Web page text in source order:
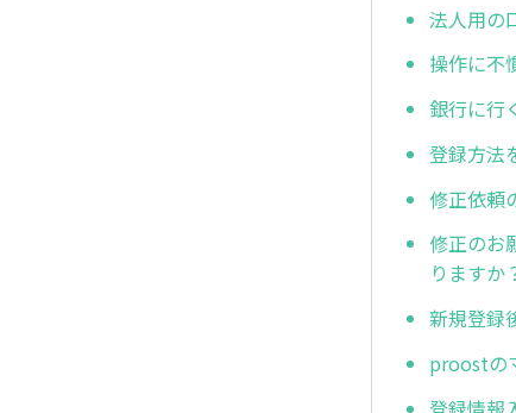
法人用の
操作に不
銀行に行
登録方法
修正依頼
修正のお
りますか
新規登録
proostの